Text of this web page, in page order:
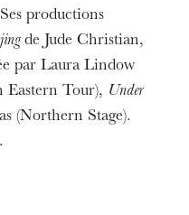
productions
de Jude Christian,
par Laura Lindow
Eastern Tour), Under
(Northern Stage).